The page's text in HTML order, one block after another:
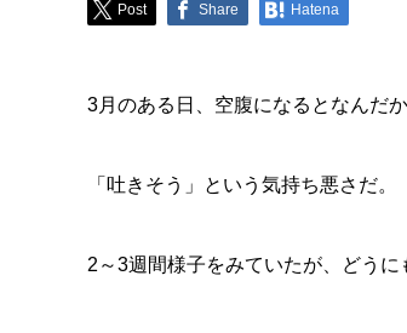
Post Share Hatena
3月のある日、空腹になるとなんだ
「吐きそう」という気持ち悪さだ。
2～3週間様子をみていたが、どうに